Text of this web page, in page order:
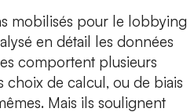
mobilisés pour le lobbying
en détail les données
comportent plusieurs
choix de calcul, ou de biais
Mais ils soulignent